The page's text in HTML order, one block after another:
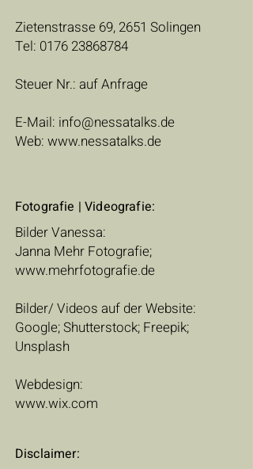
Zietenstrasse 69, 2651 Solingen
Tel: 0176 23868784
Steuer Nr.: auf Anfrage
E-Mail: info@nessatalks.de
Web: www.nessatalks.de
Fotografie | Videografie:
Bilder Vanessa:
Janna Mehr Fotografie;
www.mehrfotografie.de
Bilder/ Videos auf der Website:
Google; Shutterstock; Freepik;
Unsplash
Webdesign:
www.wix.com
Disclaimer: